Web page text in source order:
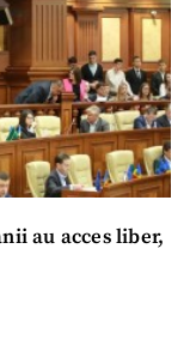
au acces liber,